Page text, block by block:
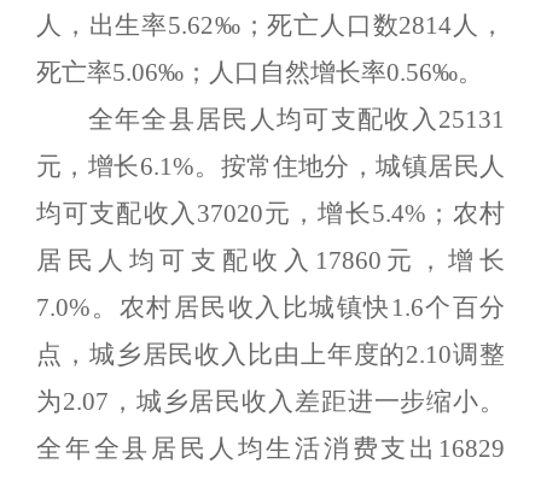
人，出生率5.62‰ ；死亡人口数2814人，
死亡率5.06‰ ；人口自然增长率0.56‰。
全年全县居民人均可支配收入 25131
元，增长6.1%。按常住地分，城镇居民人
均可支配收入 37020元，增长5.4% ；农村
居民人均可支配收入 17860 元，增长
7.0%。 农村居民收入比城镇快 1.6个百分
点，城乡居民收入比由上年度的2.10调整
为2.07 ，城乡居民收入差距进一步缩小。
全年全县居民人均生活消费支出 16829